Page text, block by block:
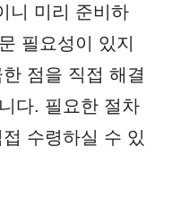
니 미리 준비하
필요성이 있지
점을 직접 해결
다. 필요한 절차
수령하실 수 있